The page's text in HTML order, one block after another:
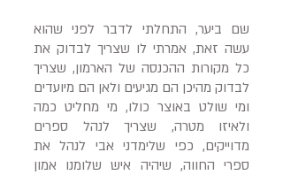
שם ביער, התחלתי לדבר לפני שהוא
עשה זאת, אמרתי לו שצריך לבדוק את
כל מקורות ההכנסה של הארמון, שצריך
לבדוק מהיכן הם מגיעים ולאן הם מיועדים
ומי שולט באוצר כולו, מי מחליט כמה
ולאיזו מטרה, שצריך לנהל ספרים
מדוייקים, כפי שלימדני אבי לנהל את
ספרי החווה, שיהיה איש שלומנו אמון